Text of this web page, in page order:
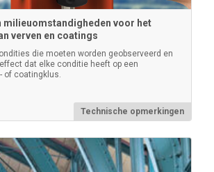
en meerdere sondes
milieuomstandigheden voor het
verven en coatings
die moeten worden geobserveerd en
dat elke conditie heeft op een
of coatingklus.
Technische opmerkingen